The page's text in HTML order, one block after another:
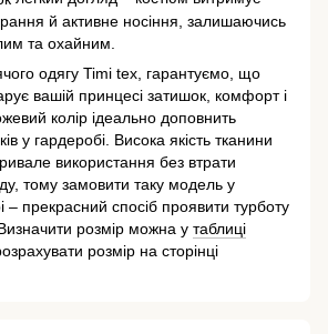
й активне носіння, залишаючись
та охайним.
одягу Timi tex, гарантуємо, що
вашій принцесі затишок, комфорт і
колір ідеально доповнить
у гардеробі. Висока якість тканини
використання без втрати
тому замовити таку модель у
– прекрасний спосіб проявити турботу
розмір можна у таблиці
розмір на сторінці